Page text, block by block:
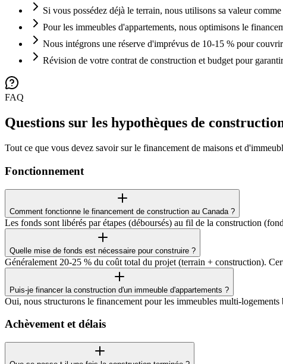
Si vous possédez déjà le terrain, nous utilisons sa valeur
Pour les immeubles d'appartements, nous optimisons le
Nous intégrons une réserve d'imprévus de 10-15 % pour
Révision de votre contrat de construction et budget pour
FAQ
Questions sur les hypothèques de
Tout ce que vous devez savoir sur le financement de maisons et
Fonctionnement
Comment fonctionne le financement de construction au Canada ?
Les fonds sont libérés par étapes (déboursés) au fil de la construction
Quelle mise de fonds est nécessaire pour construire ?
Généralement 20-25 % du coût total du projet (terrain + construction).
Puis-je financer la construction d'un immeuble d'appartements ?
Oui, nous structurons le financement pour les immeubles multi-
Achèvement et délais